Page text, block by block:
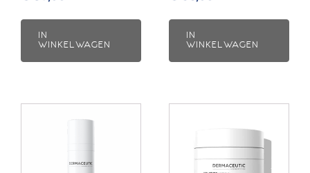
IN
WINKELWAGEN
IN
WINKELWAGEN